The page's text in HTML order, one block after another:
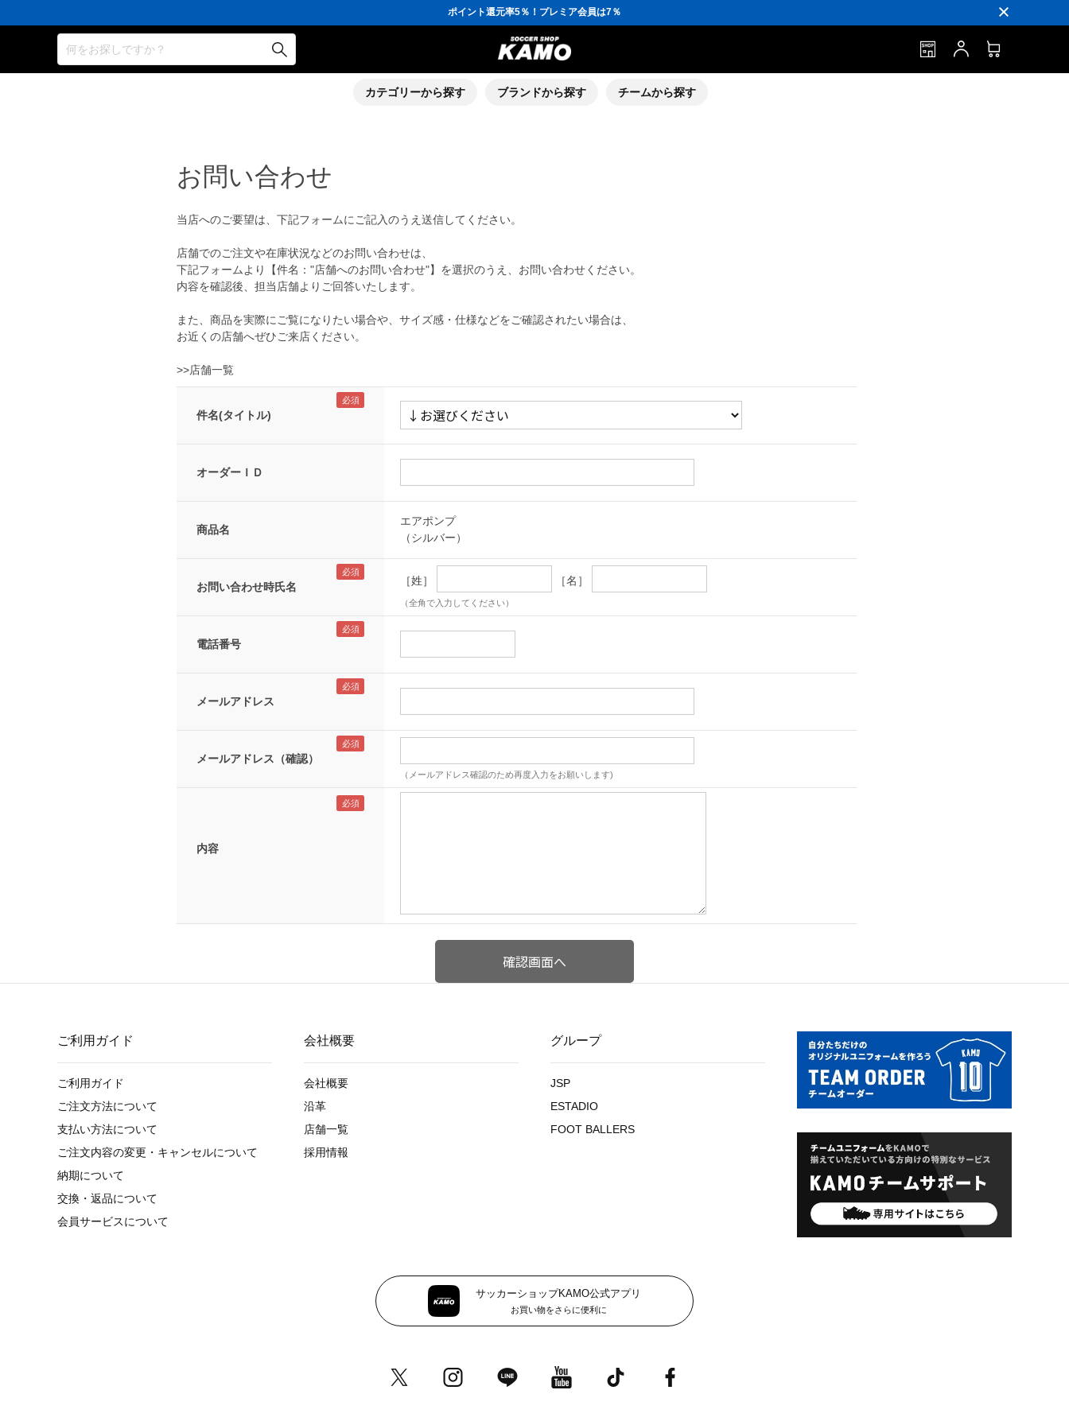
ポイント還元率5％！プレミア会員は7％
会員の方にはお誕生月に「10％OFFクーポン」プレゼント！
16,000円(税込)以上でシューズケースプレゼント！
3,300円(税込)以上で送料無料！
ポイント還元率5％！プレミア会員は7％
会員の方にはお誕生月に「10％OFFクーポン」プレゼント！
何をお探しですか？
カテゴリーから探す ブランドから探す チームから探す
お問い合わせ
当店へのご要望は、下記フォームにご記入のうえ送信してください。
店舗でのご注文や在庫状況などのお問い合わせは、
下記フォームより【件名："店舗へのお問い合わせ"】を選択のうえ、お問い合わせください。
内容を確認後、担当店舗よりご回答いたします。
また、商品を実際にご覧になりたい場合や、サイズ感・仕様などをご確認されたい場合は、
お近くの店舗へぜひご来店ください。
>>店舗一覧
件名(タイトル)
オーダーＩＤ
商品名
エアポンプ
（シルバー）
お問い合わせ時氏名 ［姓］ ［名］
（全角で入力してください）
電話番号
メールアドレス
メールアドレス（確認）
（メールアドレス確認のため再度入力をお願いします)
内容
ご利用ガイド
ご利用ガイド
ご注文方法について
支払い方法について
ご注文内容の変更・キャンセルについて
納期について
交換・返品について
会員サービスについて
会社概要
会社概要
沿革
店舗一覧
採用情報
グループ
JSP
ESTADIO
FOOT BALLERS
サッカーショップKAMO公式アプリ
お買い物をさらに便利に